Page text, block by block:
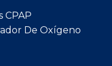
CPAP
De Oxígeno